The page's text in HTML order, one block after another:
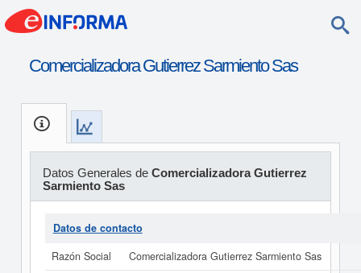
Comercializadora Gutierrez Sarmiento Sas
Datos Generales de Comercializadora Gutierrez
Sarmiento Sas
Datos de contacto
Razón Social
Comercializadora Gutierrez Sarmiento Sas